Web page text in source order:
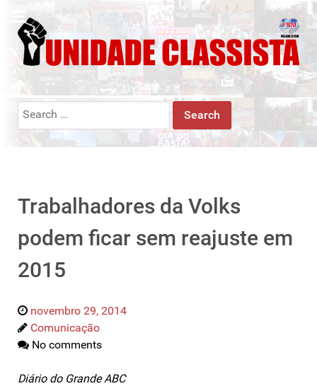
Search
Trabalhadores da Volks
podem ficar sem reajuste em
2015
novembro 29, 2014
Comunicação
No comments
Diário do Grande ABC